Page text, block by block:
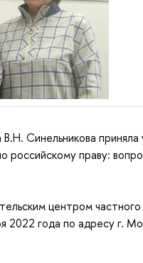
Синельникова приняла
российскому праву:
центром частного
года по адресу г.